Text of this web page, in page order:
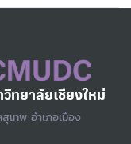
ทยาลัยเชียงใหม่
ทพ อำเภอเมือง